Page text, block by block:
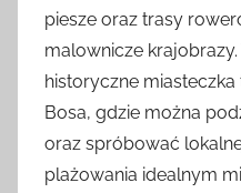
piesze oraz trasy
malownicze
historyczne
Bosa, gdzie można
oraz spróbować
plażowania idealnym